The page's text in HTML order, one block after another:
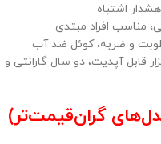
اشتباه
مناسب افراد مبتدی
و ضربه، کوئل ضد آب
قابل آپدیت، دو سال گارانتی و
گران‌قیمت‌تر)